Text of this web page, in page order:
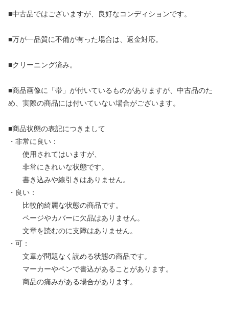
■中古品ではございますが、良好なコンディションです。
■万が一品質に不備が有った場合は、返金対応。
■クリーニング済み。
■商品画像に「帯」が付いているものがありますが、中古品のた
め、実際の商品には付いていない場合がございます。
■商品状態の表記につきまして
・非常に良い：
使用されてはいますが、
非常にきれいな状態です。
書き込みや線引きはありません。
・良い：
比較的綺麗な状態の商品です。
ページやカバーに欠品はありません。
文章を読むのに支障はありません。
・可：
文章が問題なく読める状態の商品です。
マーカーやペンで書込があることがあります。
商品の痛みがある場合があります。